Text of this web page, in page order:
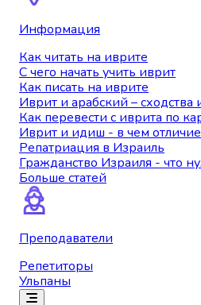
Информация
Как читать на иврите
С чего начать учить иврит
Как писать на иврите
Иврит и арабский – сходства
Как перевести с иврита по
Иврит и идиш - в чем отличие
Репатриация в Израиль
Гражданство Израиля - что
Больше статей
Преподаватели
Репетиторы
Ульпаны